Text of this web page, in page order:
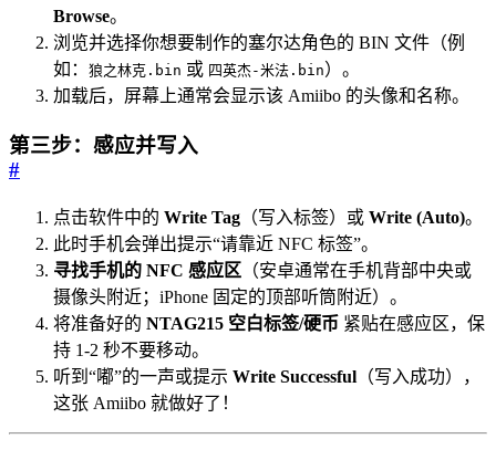
Browse。
浏览并选择你想要制作的塞尔达角色的 BIN 文件（例
如： 狼之林克.bin 或 四英杰-米法.bin）。
加载后，屏幕上通常会显示该 Amiibo 的头像和名称。
第三步：感应并写入
#
点击软件中的 Write Tag （写入标签）或 Write (Auto)。
此时手机会弹出提示“请靠近 NFC 标签”。
寻找手机的 NFC 感应区 （安卓通常在手机背部中央或
摄像头附近；iPhone 固定的顶部听筒附近）。
将准备好的 NTAG215 空白标签/硬币 紧贴在感应区，保
持 1-2 秒不要移动。
听到“嘟”的一声或提示 Write Successful （写入成功），
这张 Amiibo 就做好了！